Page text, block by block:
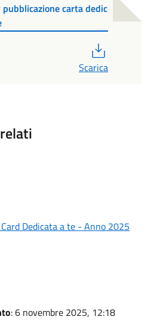
pubblicazione carta dedic
Scarica
Dedicata a te - Anno 2025
: 6 novembre 2025, 12:18